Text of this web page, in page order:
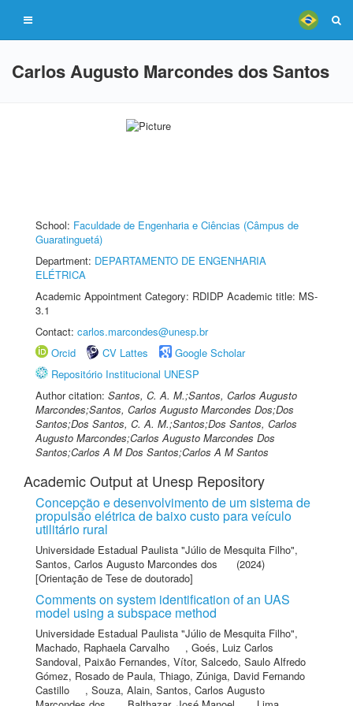
Carlos Augusto Marcondes dos Santos
School: Faculdade de Engenharia e Ciências (Câmpus de
Guaratinguetá)
Department: DEPARTAMENTO DE ENGENHARIA
ELÉTRICA
Academic Appointment Category: RDIDP Academic title: MS-
3.1
Contact: carlos.marcondes@unesp.br
Orcid
CV Lattes
Google Scholar
Repositório Institucional UNESP
Author citation: Santos, C. A. M.;Santos, Carlos Augusto
Marcondes;Santos, Carlos Augusto Marcondes Dos;Dos
Santos;Dos Santos, C. A. M.;Santos;Dos Santos, Carlos
Augusto Marcondes;Carlos Augusto Marcondes Dos
Santos;Carlos A M Dos Santos;Carlos A M Santos
Academic Output at Unesp Repository
Concepção e desenvolvimento de um sistema de
propulsão elétrica de baixo custo para veículo
utilitário rural
Universidade Estadual Paulista "Júlio de Mesquita Filho",
Santos, Carlos Augusto Marcondes dos
(2024)
[Orientação de Tese de doutorado]
Comments on system identification of an UAS
model using a subspace method
Universidade Estadual Paulista "Júlio de Mesquita Filho",
Machado, Raphaela Carvalho
, Goés, Luiz Carlos
Sandoval, Paixão Fernandes, Vítor, Salcedo, Saulo Alfredo
Gómez, Rosado de Paula, Thiago, Zúniga, David Fernando
Castillo
, Souza, Alain, Santos, Carlos Augusto